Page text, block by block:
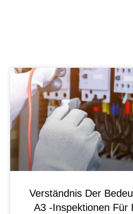
Verständnis Der
A3 -Inspektionen Für